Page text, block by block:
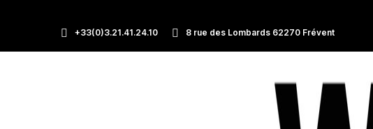
+33(0)3.21.41.24.10 8 rue des Lombards 62270 Frévent